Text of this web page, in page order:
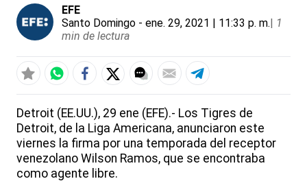
EFE
Santo Domingo - ene. 29, 2021 | 11:33 p. m.| 1
min de lectura
Detroit (EE.UU.), 29 ene (EFE).- Los Tigres de
Detroit, de la Liga Americana, anunciaron este
viernes la firma por una temporada del receptor
venezolano Wilson Ramos, que se encontraba
como agente libre.